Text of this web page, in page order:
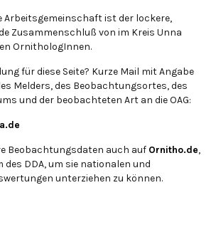
Arbeitsgemeinschaft ist der lockere,
Zusammenschluß von im Kreis Unna
OrnithologInnen.
für diese Seite? Kurze Mail mit Angabe
Melders, des Beobachtungsortes, des
und der beobachteten Art an die OAG:
Beobachtungsdaten auch auf Ornitho.de,
DDA, um sie nationalen und
unterziehen zu können.